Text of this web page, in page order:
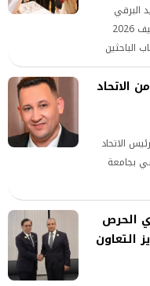
البرقي
محافظ البحر الأحمر، اليوم السبت، ملتقى التوظيف 2026
الباحثين
يورو من الاتحاد
الاتحاد
بجامعة
الحرص
التعاون